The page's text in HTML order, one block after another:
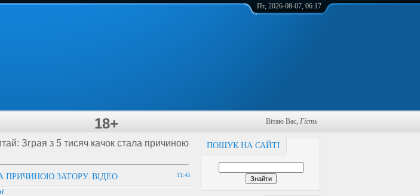
Пт, 2026-08-07, 06:17
18+ Вітаю Вас, Гість
ПОШУК НА САЙТІ
Зграя з 5 тисяч качок стала причиною
11:45
ПРИЧИНОЮ ЗАТОРУ. ВІДЕО